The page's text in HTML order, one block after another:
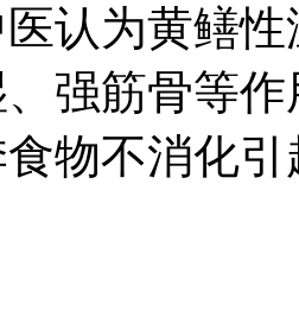
认为黄鳝
强筋骨等
物不消化